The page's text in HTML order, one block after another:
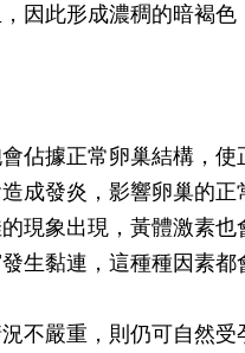
因此形成濃稠的暗褐
據正常卵巢結構，使
成發炎，影響卵巢的
現象出現，黃體激素
生黏連，這種種因素都
嚴重，則仍可自然受